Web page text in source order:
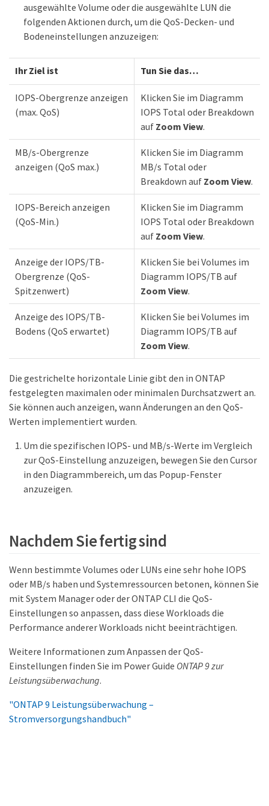
ausgewählte Volume oder die ausgewählte LUN die
folgenden Aktionen durch, um die QoS-Decken- und
Bodeneinstellungen anzuzeigen:
Ihr Ziel ist Tun Sie das…​
IOPS-Obergrenze anzeigen
(max. QoS)
Klicken Sie im Diagramm
IOPS Total oder Breakdown
auf Zoom View.
MB/s-Obergrenze
anzeigen (QoS max.)
Klicken Sie im Diagramm
MB/s Total oder
Breakdown auf Zoom View.
IOPS-Bereich anzeigen
(QoS-Min.)
Klicken Sie im Diagramm
IOPS Total oder Breakdown
auf Zoom View.
Anzeige der IOPS/TB-
Obergrenze (QoS-
Spitzenwert)
Klicken Sie bei Volumes im
Diagramm IOPS/TB auf
Zoom View.
Anzeige des IOPS/TB-
Bodens (QoS erwartet)
Klicken Sie bei Volumes im
Diagramm IOPS/TB auf
Zoom View.
Die gestrichelte horizontale Linie gibt den in ONTAP
festgelegten maximalen oder minimalen Durchsatzwert an.
Sie können auch anzeigen, wann Änderungen an den QoS-
Werten implementiert wurden.
Um die spezifischen IOPS- und MB/s-Werte im Vergleich
zur QoS-Einstellung anzuzeigen, bewegen Sie den Cursor
in den Diagrammbereich, um das Popup-Fenster
anzuzeigen.
Nachdem Sie fertig sind
Wenn bestimmte Volumes oder LUNs eine sehr hohe IOPS
oder MB/s haben und Systemressourcen betonen, können Sie
mit System Manager oder der ONTAP CLI die QoS-
Einstellungen so anpassen, dass diese Workloads die
Performance anderer Workloads nicht beeinträchtigen.
Weitere Informationen zum Anpassen der QoS-
Einstellungen finden Sie im Power Guide ONTAP 9 zur
Leistungsüberwachung.
"ONTAP 9 Leistungsüberwachung –
Stromversorgungshandbuch"